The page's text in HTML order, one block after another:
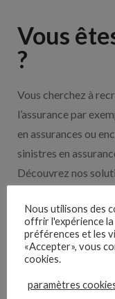
Vous
?
Vous cherchez à
l’assurance par
en assurances ou
sinistres en
Découvrez nos
Découvrez nos
multidiffuseurs,
Nous utilisons des
offrir l'expérience
préférences et les
«Accepter», vous
cookies.
paramètres